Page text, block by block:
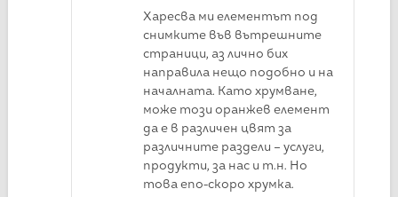
Харесва ми елементът под
снимките във вътрешните
страници, аз лично бих
направила нещо подобно и на
началната. Като хрумване,
може този оранжев елемент
да е в различен цвят за
различните раздели – услуги,
продукти, за нас и т.н. Но
това епо-скоро хрумка.